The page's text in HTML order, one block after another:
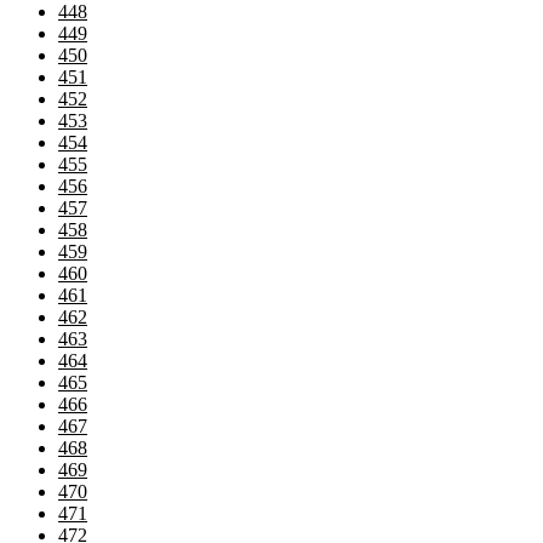
448
449
450
451
452
453
454
455
456
457
458
459
460
461
462
463
464
465
466
467
468
469
470
471
472